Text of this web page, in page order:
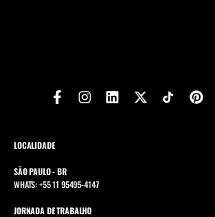
LOCALIDADE
SÃO PAULO - BR
WHATS: +55 11 95495-4147
JORNADA DE TRABALHO